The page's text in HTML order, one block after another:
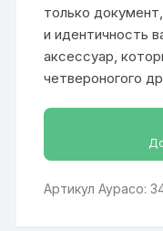
только
и идентичность
аксессуар,
четвероногого
Артикул Аурасо: